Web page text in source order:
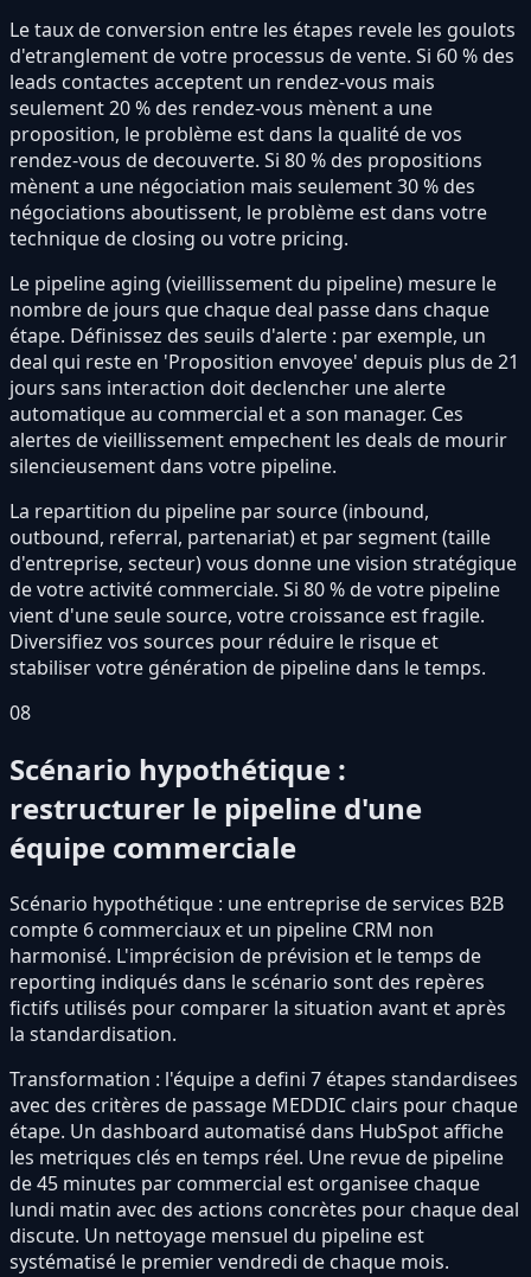
Le taux de conversion entre les étapes revele les goulots
d'etranglement de votre processus de vente. Si 60 % des
leads contactes acceptent un rendez-vous mais
seulement 20 % des rendez-vous mènent a une
proposition, le problème est dans la qualité de vos
rendez-vous de decouverte. Si 80 % des propositions
mènent a une négociation mais seulement 30 % des
négociations aboutissent, le problème est dans votre
technique de closing ou votre pricing.
Le pipeline aging (vieillissement du pipeline) mesure le
nombre de jours que chaque deal passe dans chaque
étape. Définissez des seuils d'alerte : par exemple, un
deal qui reste en 'Proposition envoyee' depuis plus de 21
jours sans interaction doit declencher une alerte
automatique au commercial et a son manager. Ces
alertes de vieillissement empechent les deals de mourir
silencieusement dans votre pipeline.
La repartition du pipeline par source (inbound,
outbound, referral, partenariat) et par segment (taille
d'entreprise, secteur) vous donne une vision stratégique
de votre activité commerciale. Si 80 % de votre pipeline
vient d'une seule source, votre croissance est fragile.
Diversifiez vos sources pour réduire le risque et
stabiliser votre génération de pipeline dans le temps.
08
Scénario hypothétique :
restructurer le pipeline d'une
équipe commerciale
Scénario hypothétique : une entreprise de services B2B
compte 6 commerciaux et un pipeline CRM non
harmonisé. L'imprécision de prévision et le temps de
reporting indiqués dans le scénario sont des repères
fictifs utilisés pour comparer la situation avant et après
la standardisation.
Transformation : l'équipe a defini 7 étapes standardisees
avec des critères de passage MEDDIC clairs pour chaque
étape. Un dashboard automatisé dans HubSpot affiche
les metriques clés en temps réel. Une revue de pipeline
de 45 minutes par commercial est organisee chaque
lundi matin avec des actions concrètes pour chaque deal
discute. Un nettoyage mensuel du pipeline est
systématisé le premier vendredi de chaque mois.